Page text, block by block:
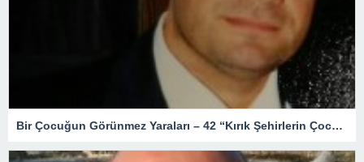
Bir Çocuğun Görünmez Yaraları – 42 “Kırık Şehirlerin Çocukları”